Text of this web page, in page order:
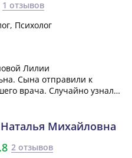
1 отзывов
Психолог
Лилии
Сына отправили к
врача. Случайно узнала,
приемом. О...»Михайловна
2 отзывов